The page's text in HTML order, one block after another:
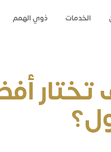
الخدمات ذوي الهمم
تختار